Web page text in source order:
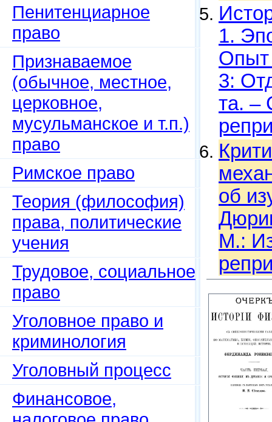
Пенитенциарное
право
Признаваемое
(обычное, местное,
церковное,
мусульманское и т.п.)
право
Римское право
Теория (философия)
права, политические
учения
Трудовое, социальное
право
Уголовное право и
криминология
Уголовный процесс
Финансовое,
1.
Опыт
3:
та. –
об
М.: